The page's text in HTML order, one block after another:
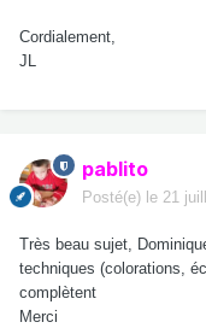
Cordialement,
JL
pablito
Posté(e) le 21
Très beau sujet,
techniques (colorations,
complètent
Merci